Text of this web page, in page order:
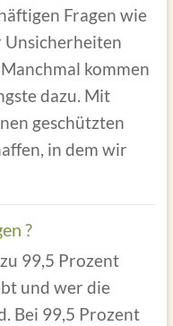
Fragen wie
kommen
dazu. Mit
geschützten
in dem wir
?
99,5 Prozent
und wer die
Bei 99,5 Prozent